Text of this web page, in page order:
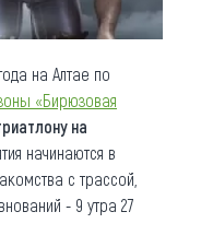
на Алтае по
«Бирюзовая
на
начинаются в
с трассой,
- 9 утра 27